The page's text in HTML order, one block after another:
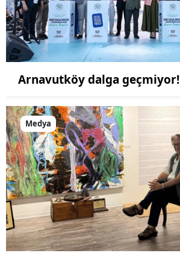
Arnavutköy dalga geçmiyor!
Medya